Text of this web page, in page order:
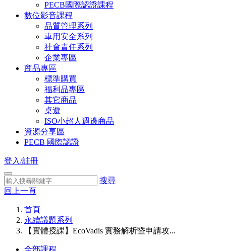
PECB國際認證課程
數位影音課程
品質管理系列
車用安全系列
社會責任系列
企業專區
商品專區
標準購買
福利品專區
其它商品
桌遊
ISO小超人週邊商品
資源分享區
PECB 國際認證
登入/註冊
搜尋
回上一頁
首頁
永續議題系列
【實體授課】EcoVadis 實務解析暨申請攻...
全部課程